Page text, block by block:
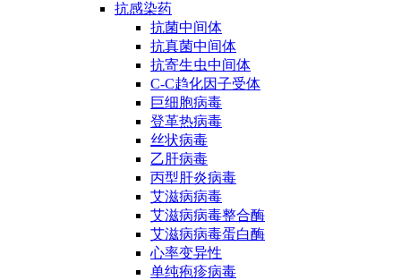
抗感染药
抗菌中间体
抗真菌中间体
抗寄生虫中间体
C-C趋化因子受体
巨细胞病毒
登革热病毒
丝状病毒
乙肝病毒
丙型肝炎病毒
艾滋病病毒
艾滋病病毒整合酶
艾滋病病毒蛋白酶
心率变异性
单纯疱疹病毒